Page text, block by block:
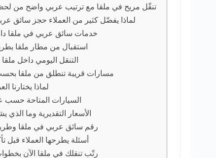
تنقّل مريح في ملقا مع ترتيب عربي واضح من
لماذا يفضّل كثير من العملاء حجز سائق
خدمات سائق عربي في ملقا
استقبال من مطار ملقا
التنقل اليومي داخل
مسارات قريبة تنطلق من ملقا
لماذا يختارنا
السيارات المتاحة حسب
الأسعار التقديرية وما الذي
رقم سائق عربي في ملقا
أسئلة يطرحها العملاء قبل
رتّب تنقلك في ملقا الآن